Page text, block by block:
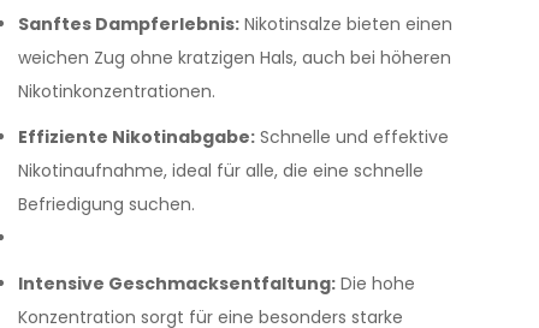
Sanftes Dampferlebnis: Nikotinsalze bieten einen
weichen Zug ohne kratzigen Hals, auch bei höheren
Nikotinkonzentrationen.
Effiziente Nikotinabgabe: Schnelle und effektive
Nikotinaufnahme, ideal für alle, die eine schnelle
Befriedigung suchen.
Intensive Geschmacksentfaltung: Die hohe
Konzentration sorgt für eine besonders starke